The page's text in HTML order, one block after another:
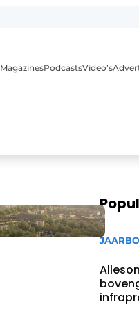
MagazinesPodcastsVideo’s